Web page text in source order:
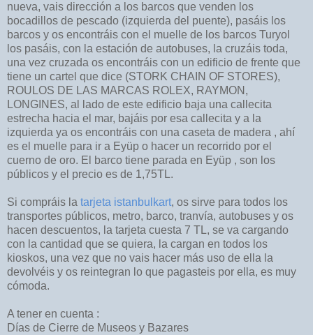
nueva, vais dirección a los barcos que venden los
bocadillos de pescado (izquierda del puente), pasáis los
barcos y os encontráis con el muelle de los barcos Turyol
los pasáis, con la estación de autobuses, la cruzáis toda,
una vez cruzada os encontráis con un edificio de frente que
tiene un cartel que dice (STORK CHAIN OF STORES),
ROULOS DE LAS MARCAS ROLEX, RAYMON,
LONGINES, al lado de este edificio baja una callecita
estrecha hacia el mar, bajáis por esa callecita y a la
izquierda ya os encontráis con una caseta de madera , ahí
es el muelle para ir a Eyüp o hacer un recorrido por el
cuerno de oro. El barco tiene parada en Eyüp , son los
públicos y el precio es de 1,75TL.
Si compráis la tarjeta istanbulkart, os sirve para todos los
transportes públicos, metro, barco, tranvía, autobuses y os
hacen descuentos, la tarjeta cuesta 7 TL, se va cargando
con la cantidad que se quiera, la cargan en todos los
kioskos, una vez que no vais hacer más uso de ella la
devolvéis y os reintegran lo que pagasteis por ella, es muy
cómoda.
A tener en cuenta :
Días de Cierre de Museos y Bazares